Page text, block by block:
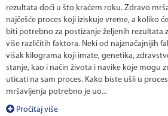
rezultata doći u što kraćem roku. Zdravo
najčešće proces koji iziskuje vreme, a koliko
biti potrebno za postizanje željenih rezultata
više različitih faktora. Neki od najznačajnijih
višak kilograma koji imate, genetika,
stanje, kao i način života i navike koje mogu
uticati na sam proces. Kako biste ušli u proces
mršavljenja potrebno je uo...
Pročitaj više